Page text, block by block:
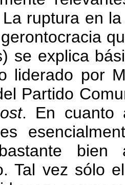
ruptura en
se explica
liderado por
Partido
. En cuanto
bien
Tal vez sólo